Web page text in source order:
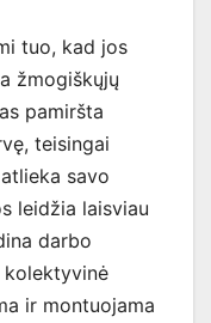
tuo, kad jos
žmogiškųjų
pamiršta
teisingai
savo
leidžia laisviau
darbo
kolektyvinė
ir montuojama